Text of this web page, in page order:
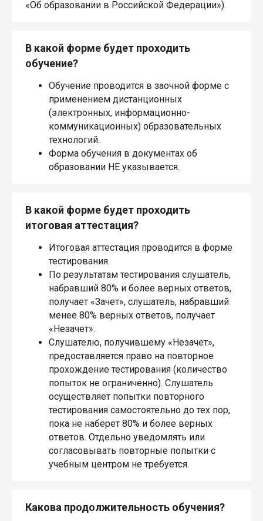
«Об образовании в Российской Федерации»).
В какой форме будет проходить
обучение?
Обучение проводится в заочной форме с
применением дистанционных
(электронных, информационно-
коммуникационных) образовательных
технологий.
Форма обучения в документах об
образовании НЕ указывается.
В какой форме будет проходить
итоговая аттестация?
Итоговая аттестация проводится в форме
тестирования.
По результатам тестирования слушатель,
набравший 80% и более верных ответов,
получает «Зачет», слушатель, набравший
менее 80% верных ответов, получает
«Незачет».
Слушателю, получившему «Незачет»,
предоставляется право на повторное
прохождение тестирования (количество
попыток не ограниченно). Слушатель
осуществляет попытки повторного
тестирования самостоятельно до тех пор,
пока не наберет 80% и более верных
ответов. Отдельно уведомлять или
согласовывать повторные попытки с
учебным центром не требуется.
Какова продолжительность обучения?